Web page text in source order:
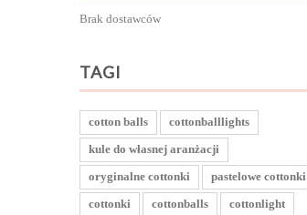
Brak dostawców
TAGI
cotton balls
cottonballlights
kule do własnej aranżacji
oryginalne cottonki
pastelowe cottonki
cottonki
cottonballs
cottonlight